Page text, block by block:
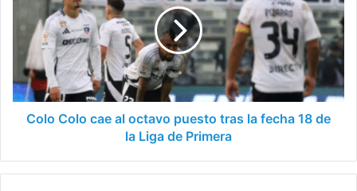
octavo
puesto
tras
la
fecha
Colo Colo cae al octavo puesto tras la fecha 18 de
la Liga de Primera